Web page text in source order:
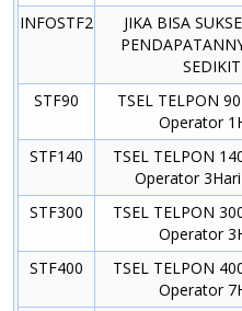
INFOSTF2
JIKA BISA
SEDIKIT
STF90
TSEL TELPON
Operator
STF140
TSEL TELPON
Operator
STF300
TSEL TELPON
Operator
STF400
TSEL TELPON
Operator